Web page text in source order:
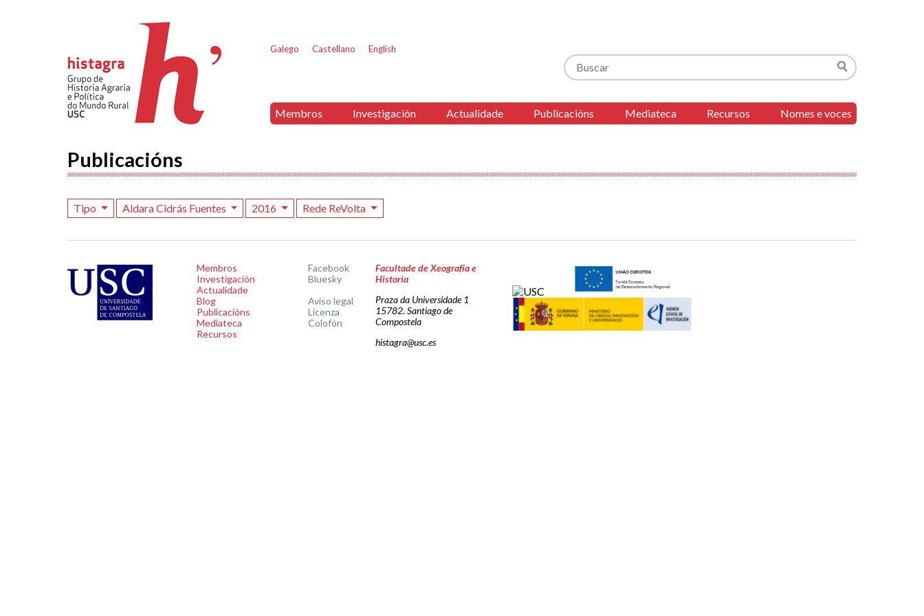
Galego Castellano English
Buscar
Buscar
Membros Investigación Actualidade Publicacións Mediateca Recursos Nomes e voces
Publicacións
Tipo Aldara Cidrás Fuentes 2016 Rede ReVolta
Membros
Investigación
Actualidade
Blog
Publicacións
Mediateca
Recursos
Facebook
Bluesky
Aviso legal
Licenza
Colofón
Facultade de Xeografía e
Historia
Praza da Universidade 1
15782. Santiago de
Compostela
histagra@usc.es